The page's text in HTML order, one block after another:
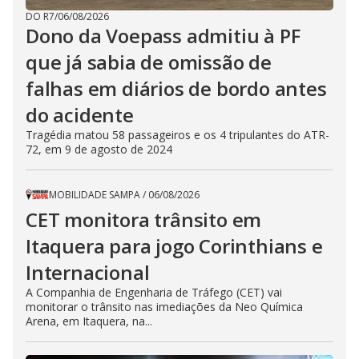
DO R7/06/08/2026
Dono da Voepass admitiu à PF
que já sabia de omissão de
falhas em diários de bordo antes
do acidente
Tragédia matou 58 passageiros e os 4 tripulantes do ATR-
72, em 9 de agosto de 2024
MOBILIDADE SAMPA/ 06/08/2026
CET monitora trânsito em
Itaquera para jogo Corinthians e
Internacional
A Companhia de Engenharia de Tráfego (CET) vai
monitorar o trânsito nas imediações da Neo Química
Arena, em Itaquera, na...